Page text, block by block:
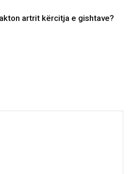
artrit kërcitja e gishtave?